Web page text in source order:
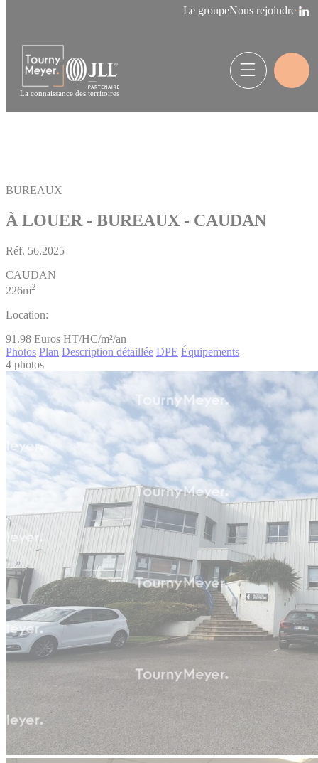
Le groupeNous rejoindre
La connaissance des territoires
BUREAUX
À LOUER - BUREAUX - CAUDAN
Réf. 56.2025
CAUDAN
226m2
Location:
91.98 Euros HT/HC/m²/an
Photos Plan Description détaillée DPE Équipements
4 photos